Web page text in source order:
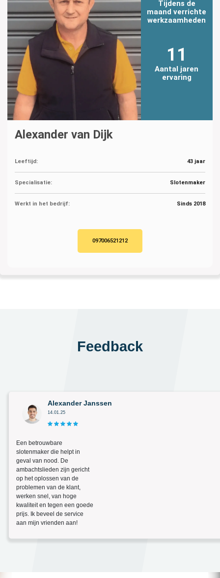
Tijdens de
maand verrichte
werkzaamheden
11
Aantal jaren
ervaring
Alexander van Dijk
Leeftijd: 43 jaar
Specialisatie: Slotenmaker
Werkt in het bedrijf: Sinds 2018
097006521212
Feedback
Alexander Janssen
14.01.25
Een betrouwbare
slotenmaker die helpt in
geval van nood. De
ambachtslieden zijn gericht
op het oplossen van de
problemen van de klant,
werken snel, van hoge
kwaliteit en tegen een goede
prijs. Ik beveel de service
aan mijn vrienden aan!